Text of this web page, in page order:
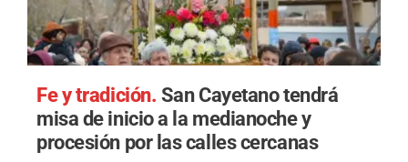
Fe y tradición. San Cayetano tendrá
misa de inicio a la medianoche y
procesión por las calles cercanas